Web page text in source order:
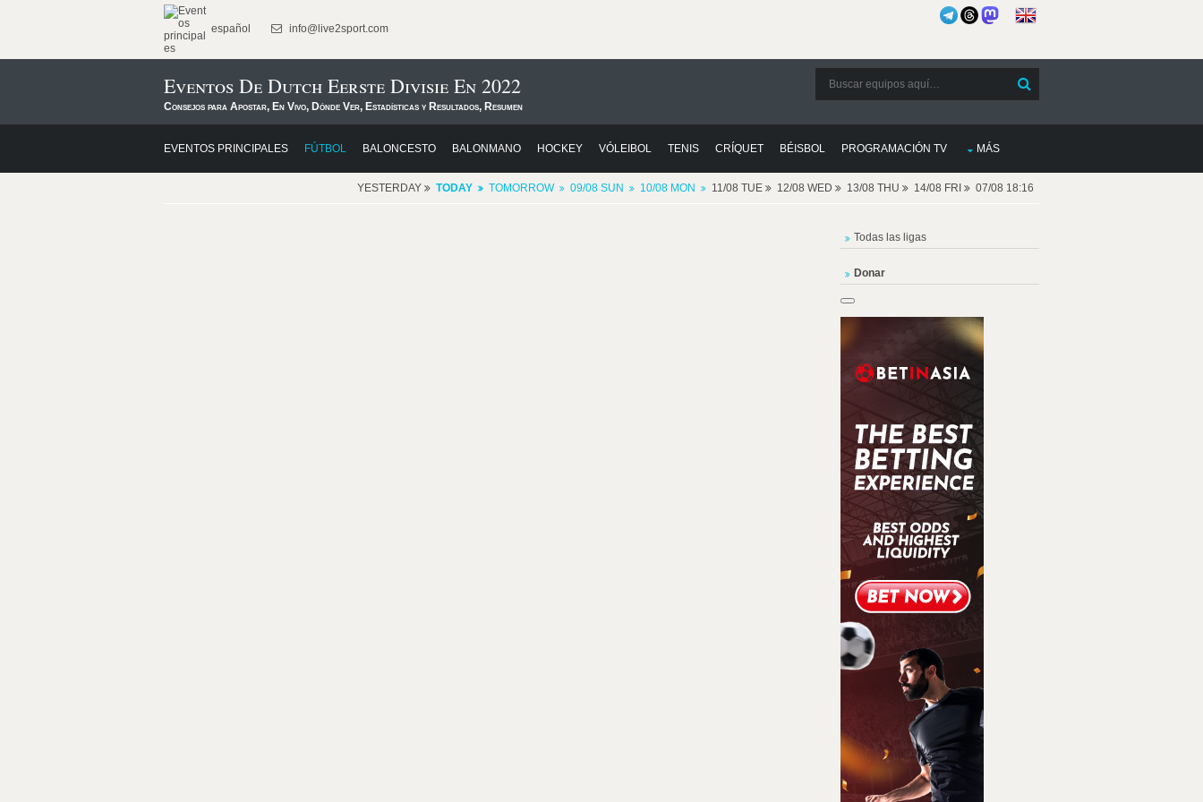
español info@live2sport.com
Eventos De Dutch Eerste Divisie En 2022
Consejos para Apostar, En Vivo, Dónde Ver, Estadísticas y Resultados, Resumen
EVENTOS PRINCIPALES FÚTBOL BALONCESTO BALONMANO HOCKEY VÓLEIBOL TENIS CRÍQUET BÉISBOL PROGRAMACIÓN TV MÁS
YESTERDAY TODAY TOMORROW 09/08 SUN 10/08 MON 11/08 TUE 12/08 WED 13/08 THU 14/08 FRI 07/08 18:16
Todas las ligas
Donar